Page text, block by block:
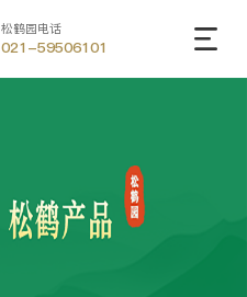
松鹤园电话
021-59506101